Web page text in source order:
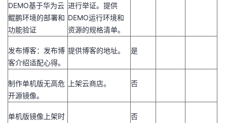
DEMO基于华为云
鲲鹏环境的部署和
功能验证
进行举证。提供
DEMO运行环境和
资源的规格清单。
发布博客：发布博
客介绍适配心得。
提供博客的地址。 是
制作单机版无高危
开源镜像。
上架云商店。 否
单机版镜像上架时
否